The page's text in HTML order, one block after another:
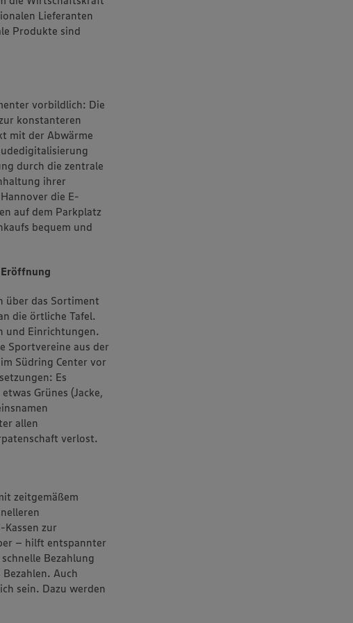
Lieferanten
Produkte sind
vorbildlich: Die
konstanteren
mit der Abwärme
durch die zentrale
ihrer
die E-
auf dem Parkplatz
bequem und
über das Sortiment
die örtliche Tafel.
und Einrichtungen.
Sportvereine aus der
Südring Center vor
Es
Grünes (Jacke,
allen
verlost.
zeitgemäßem
zur
– hilft entspannter
Bezahlung
Auch
sein. Dazu werden